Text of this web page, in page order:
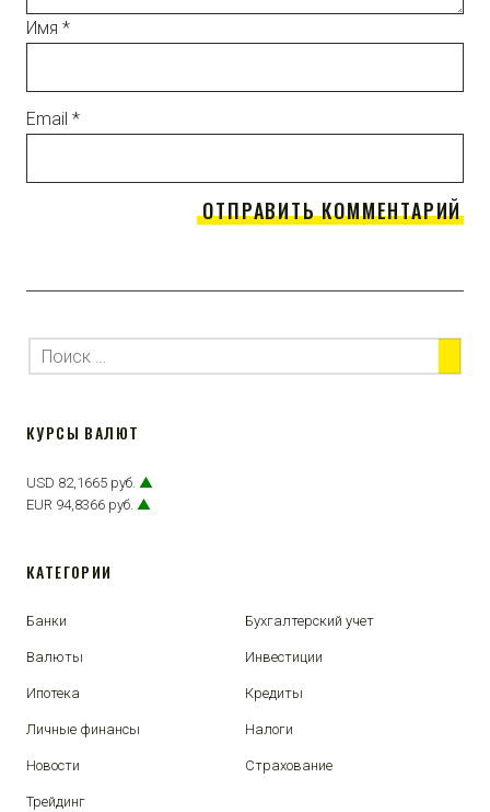
Имя *
Email *
КУРСЫ ВАЛЮТ
USD 82,1665 руб. ▲
EUR 94,8366 руб. ▲
КАТЕГОРИИ
Банки Бухгалтерский учет
Валюты Инвестиции
Ипотека Кредиты
Личные финансы Налоги
Новости Страхование
Трейдинг